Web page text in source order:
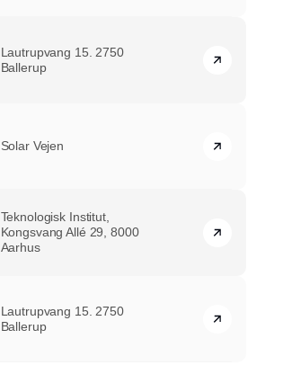
Lautrupvang 15. 2750
Ballerup
Solar Vejen
Teknologisk Institut,
Kongsvang Allé 29, 8000
Aarhus
Lautrupvang 15. 2750
Ballerup